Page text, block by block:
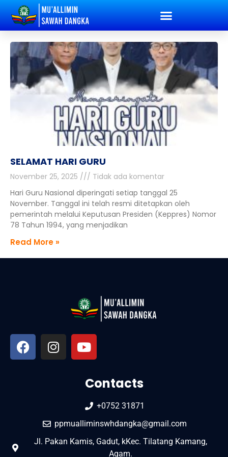
SELAMAT HARI GURU
November 25, 2025
Tidak ada komentar
Hari Guru Nasional diperingati setiap tanggal 25
November. Tanggal ini telah resmi ditetapkan oleh
pemerintah melalui Keputusan Presiden (Keppres) Nomor
78 Tahun 1994, yang menjadikan
Read More »
Contacts
+0752 31871
ppmualliminswhdangka@gmail.com
Jl. Pakan Kamis, Gadut, kKec. Tilatang Kamang,
Agam.